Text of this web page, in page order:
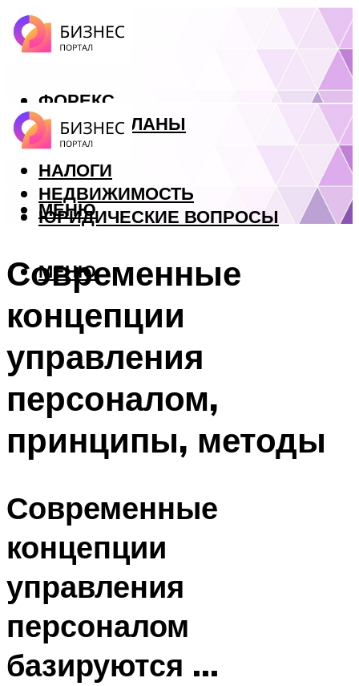
ФОРЕКС
БИЗНЕС ПЛАНЫ
КРЕДИТЫ
НАЛОГИ
НЕДВИЖИМОСТЬ
ЮРИДИЧЕСКИЕ ВОПРОСЫ
МЕНЮ
МЕНЮ
Современные
концепции
управления
персоналом,
принципы, методы
Современные
концепции
управления
персоналом
базируются …